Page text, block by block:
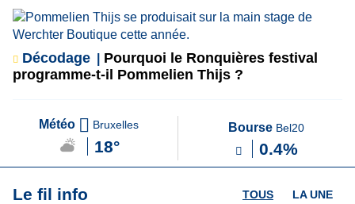
Décodage
Pourquoi le Ronquières festival
programme-t-il Pommelien Thijs ?
Météo Bruxelles
18°
Bourse Bel20
0.4%
Le fil info LA UNE
TOUS